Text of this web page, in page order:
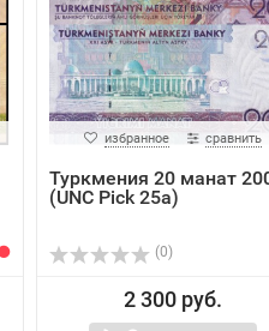
избранное сравнить
Туркмения 20 манат
(UNC Pick 25a)
(0)
2 300 руб.